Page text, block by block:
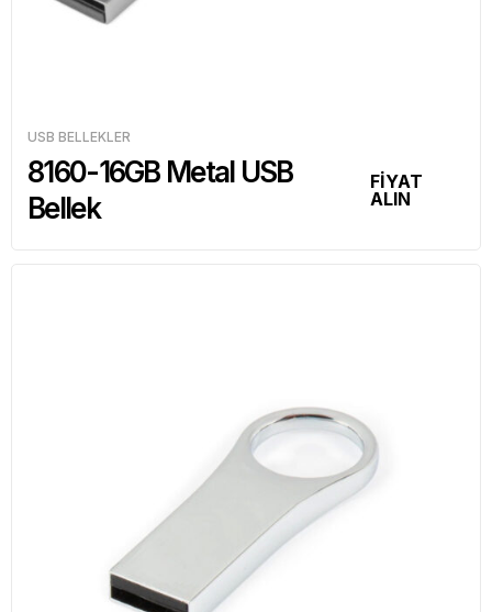
USB BELLEKLER
8160-16GB Metal USB
Bellek
FİYAT
ALIN